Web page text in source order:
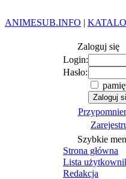
ANIMESUB.INFO |
Zaloguj się
Login:
Hasło:
Szybkie
Strona główna
Lista
Redakcja